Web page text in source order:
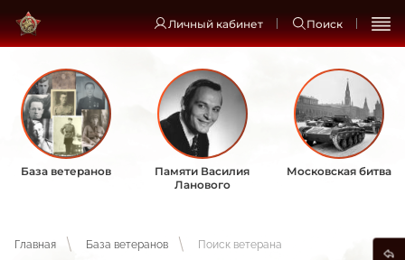
Личный кабинет Поиск
База ветеранов
Памяти Василия
Ланового
Московская битва
Главная База ветеранов Поиск ветерана